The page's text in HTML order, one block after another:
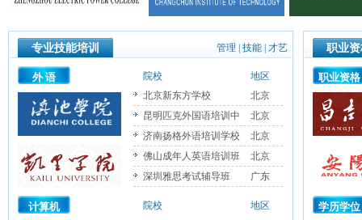
专业技能培训 管理 技能 才艺
外 语 院校
地区
北京新东方学校
北京
昆明匹克外国语培训中
北京
济南扬格外语培训学校
北京
佛山成年人英语培训班
北京
深圳雅思考试辅导班
广东
计算机 院校
地区
职业
职业资格
学历学位